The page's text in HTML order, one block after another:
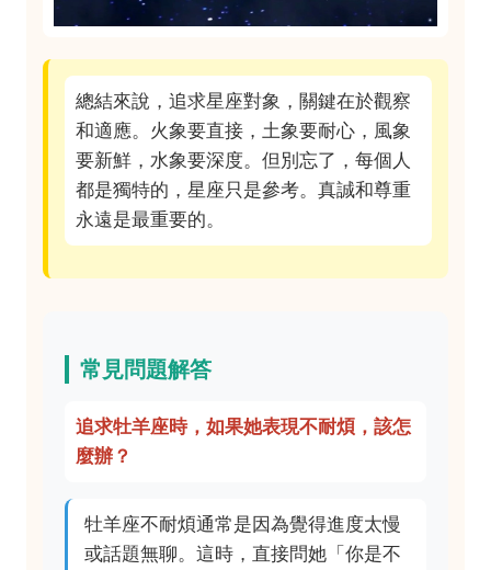
總結來說，追求星座對象，關鍵在於觀察
和適應。火象要直接，土象要耐心，風象
要新鮮，水象要深度。但別忘了，每個人
都是獨特的，星座只是參考。真誠和尊重
永遠是最重要的。
常見問題解答
追求牡羊座時，如果她表現不耐煩，該怎
麼辦？
牡羊座不耐煩通常是因為覺得進度太慢
或話題無聊。這時，直接問她「你是不